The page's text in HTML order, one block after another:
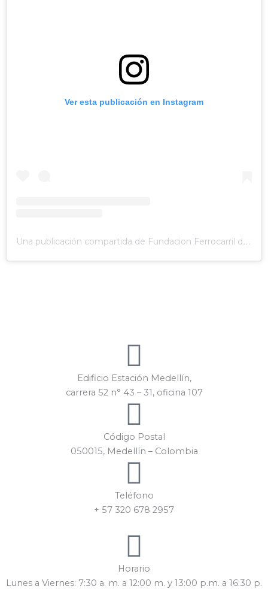
Ver esta publicación en Instagram
Una publicación compartida de Fundacion Ferrocarril de Antioquia (@fundacionferrocarrilantioquia)
Edificio Estación Medellín,
carrera 52 n° 43 – 31, oficina 107
Código Postal
050015, Medellín – Colombia
Teléfono
+ 57 320 678 2957
Horario
Lunes a Viernes: 7:30 a. m. a 12:00 m. y 13:00 p.m. a 16:30 p.